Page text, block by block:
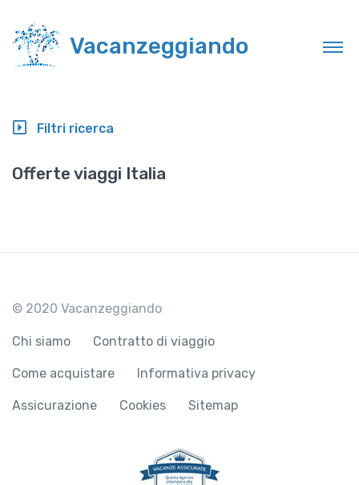
Vacanzeggiando
Filtri ricerca
Offerte viaggi Italia
© 2020 Vacanzeggiando
Chi siamo Contratto di viaggio
Come acquistare Informativa privacy
Assicurazione Cookies Sitemap